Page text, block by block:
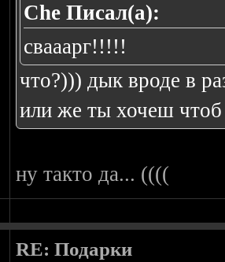
Che Писал(а):
свааарг!!!!!
что?))) дык вроде в
или же ты хочеш чтоб
ну такто да... ((((
RE: Подарки